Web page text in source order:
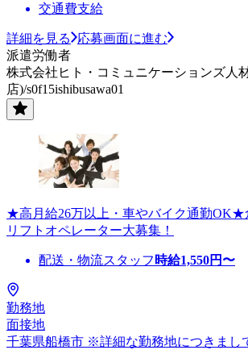
交通費支給
詳細を見る
応募画面に進む
派遣労働者
株式会社ヒト・コミュニケーションズ人
店)/s0f15ishibusawa01
★高月給26万以上・車やバイク通勤OK★
リフトオペレーター大募集！
配送・物流スタッフ 時給1,550円〜
勤務地
面接地
千葉県船橋市 ※詳細な勤務地につきまし